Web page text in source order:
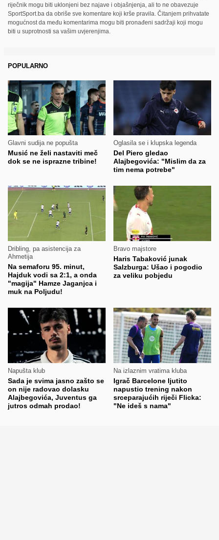
riječnik mogu biti uklonjeni bez najave i objašnjenja, ali to ne obavezuje
SportSport.ba da obriše sve komentare koji krše pravila. Čitanjem prihvatate
mogućnost da među komentarima mogu biti pronađeni sadržaji koji mogu
biti u suprotnosti sa vašim uvjerenjima.
POPULARNO
Glavni sudija ne popušta
Musić ne želi nastaviti meč
dok se ne isprazne tribine!
Oglasila se i klupska legenda
Del Piero gledao
Alajbegovića: "Mislim da za
tim nema potrebe"
Dribling, pa asistencija za
Ahmetija
Na semaforu 95. minut,
Hajduk vodi sa 2:1, a onda
"magija" Hamze Jaganjca i
muk na Poljudu!
Bravo majstore
Haris Tabaković junak
Salzburga: Ušao i pogodio
za veliku pobjedu
Napušta klub
Sada je svima jasno zašto se
on nije radovao dolasku
Alajbegovića, Juventus ga
jutros odmah prodao!
Na izlaznim vratima kluba
Igrač Barcelone ljutito
napustio trening nakon
srceparajućih riječi Flicka:
"Ne ideš s nama"